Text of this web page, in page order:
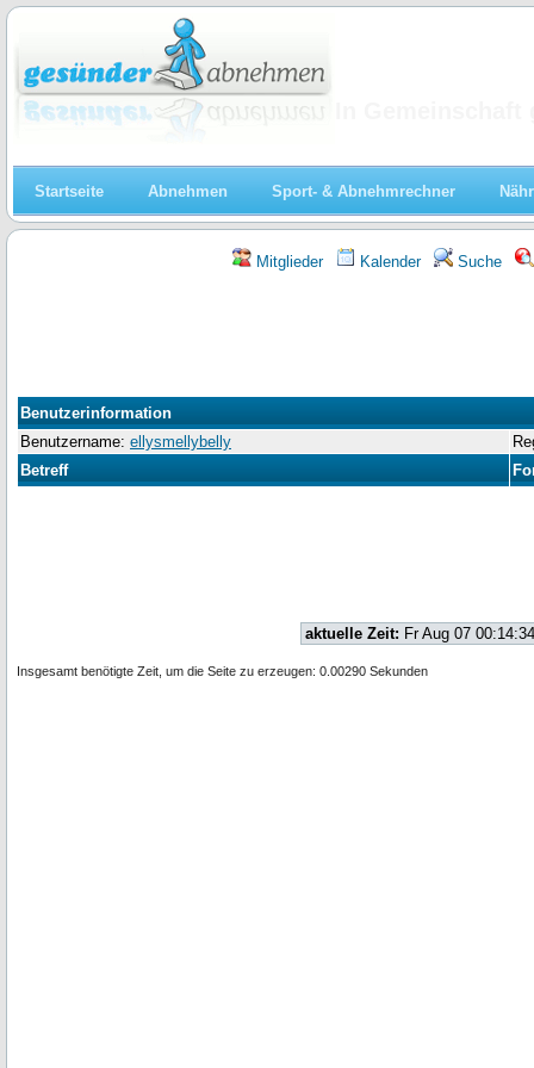
Startseite Abnehmen Sport- & Abnehmrechner
Mitglieder Kalender Suche
Benutzerinformation
Benutzername: ellysmellybelly
Betreff
aktuelle Zeit: Fr Aug 07
Insgesamt benötigte Zeit, um die Seite zu erzeugen: 0.00290 Sekunden